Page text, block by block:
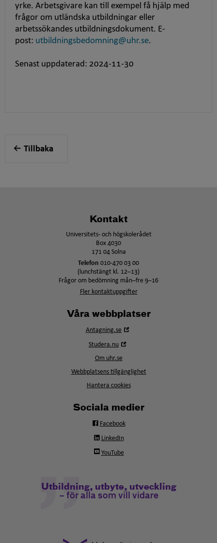
yrke. Arbetsgivare kan till exempel få hjälp med
frågor om utländska utbildningar eller
arbetssökandes utbildningsdokument. E-
post: utbildningsbedomning@uhr.se.
Senast uppdaterad: 2024-11-30
Tillbaka
Kontakt
Universitets- och högskolerådet
Box 4030
171 04 Solna
Telefon 010-470 03 00
(lunchstängt kl. 12–13)
Frågor om bedömning mån–fre 9–16
Fler kontaktuppgifter
Våra webbplatser
Antagning.se
Studera.nu
fönster
Om uhr.se
Webbplatsens tillgänglighet
Hantera cookies
Sociala medier
Facebook
LinkedIn
YouTube
Utbildning, utbyte, utveckling
– för alla som vill vidare